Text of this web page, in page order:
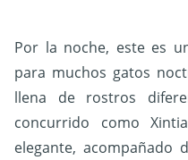
Por la noche, este es
para muchos gatos
llena de rostros
concurrido como
elegante, acompañado